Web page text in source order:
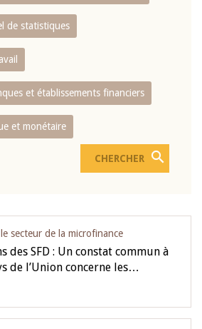
de statistiques
et établissements financiers
et monétaire
secteur de la microfinance
des SFD : Un constat commun à
de l’Union concerne les…